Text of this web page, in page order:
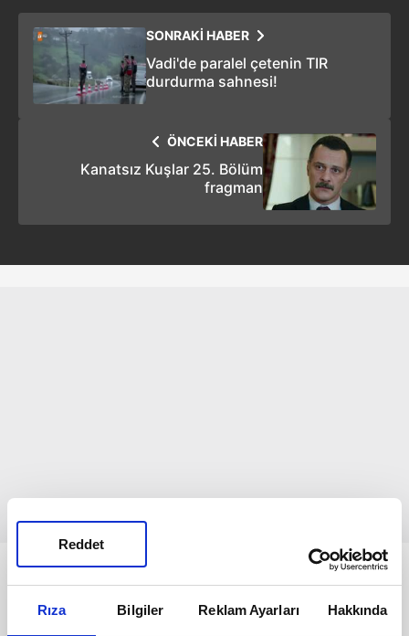
Rıza Bilgiler Reklam Ayarları Hakkında
Reddet
SONRAKİ HABER
Vadi'de paralel çetenin TIR
durdurma sahnesi!
ÖNCEKİ HABER
Kanatsız Kuşlar 25. Bölüm
fragman
Bunlar da Var